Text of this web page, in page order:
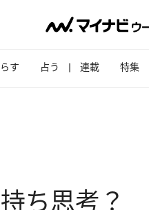
す 占う 連載 特集
ち思考？